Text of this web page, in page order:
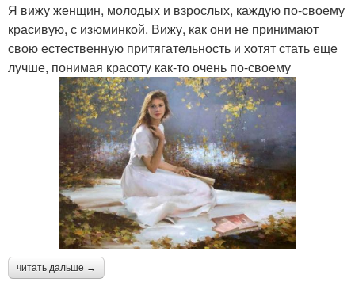
Я вижу женщин, молодых и взрослых, каждую по-своему
красивую, с изюминкой. Вижу, как они не принимают
свою естественную притягательность и хотят стать еще
лучше, понимая красоту как-то очень по-своему
читать дальше →